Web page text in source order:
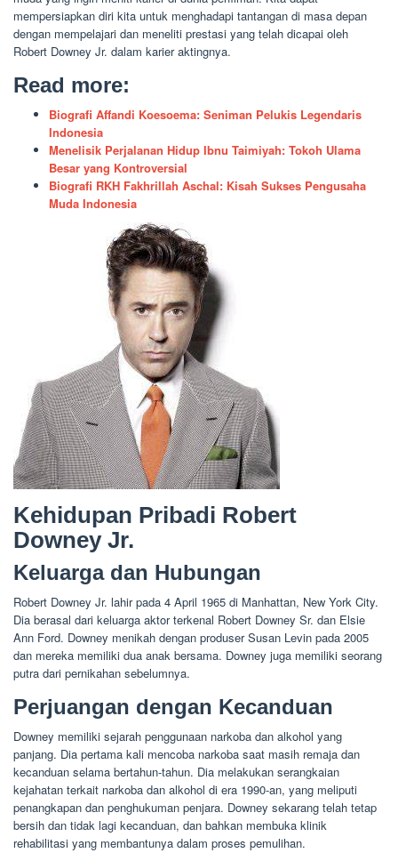
mempersiapkan diri kita untuk menghadapi tantangan di masa depan
dengan mempelajari dan meneliti prestasi yang telah dicapai oleh
Robert Downey Jr. dalam karier aktingnya.
Read more:
Biografi Affandi Koesoema: Seniman Pelukis Legendaris
Indonesia
Menelisik Perjalanan Hidup Ibnu Taimiyah: Tokoh Ulama
Besar yang Kontroversial
Biografi RKH Fakhrillah Aschal: Kisah Sukses Pengusaha
Muda Indonesia
Kehidupan Pribadi Robert
Downey Jr.
Keluarga dan Hubungan
Robert Downey Jr. lahir pada 4 April 1965 di Manhattan, New York City.
Dia berasal dari keluarga aktor terkenal Robert Downey Sr. dan Elsie
Ann Ford. Downey menikah dengan produser Susan Levin pada 2005
dan mereka memiliki dua anak bersama. Downey juga memiliki seorang
putra dari pernikahan sebelumnya.
Perjuangan dengan Kecanduan
Downey memiliki sejarah penggunaan narkoba dan alkohol yang
panjang. Dia pertama kali mencoba narkoba saat masih remaja dan
kecanduan selama bertahun-tahun. Dia melakukan serangkaian
kejahatan terkait narkoba dan alkohol di era 1990-an, yang meliputi
penangkapan dan penghukuman penjara. Downey sekarang telah tetap
bersih dan tidak lagi kecanduan, dan bahkan membuka klinik
rehabilitasi yang membantunya dalam proses pemulihan.